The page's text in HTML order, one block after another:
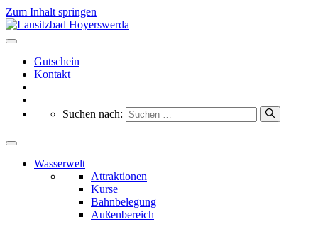
Zum Inhalt springen
Gutschein
Kontakt
Suchen nach:
Wasserwelt
Attraktionen
Kurse
Bahnbelegung
Außenbereich